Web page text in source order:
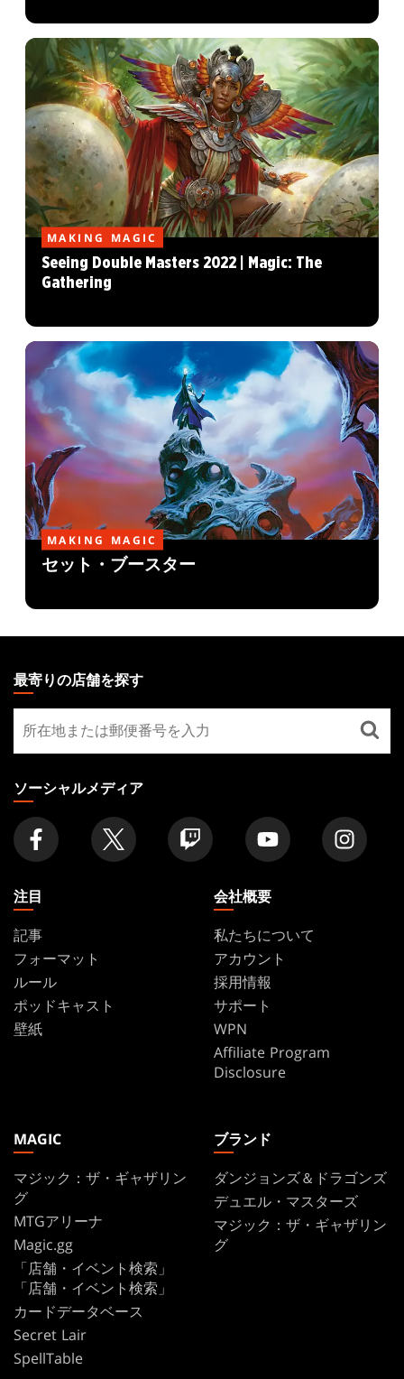
MAKING MAGIC
Seeing Double Masters 2022 | Magic: The
Gathering
MAKING MAGIC
セット・ブースター
THE
GATHERING
FOOTER
最寄りの店舗を探す
寄
り
の
店
舗
を
探
ソーシャルメディア
注目
記事
フォーマット
ルール
ポッドキャスト
壁紙
会社概要
私たちについて
アカウント
採用情報
サポート
WPN
Affiliate Program
Disclosure
MAGIC
マジック：ザ・ギャザリン
グ
MTGアリーナ
Magic.gg
「店舗・イベント検索」
「店舗・イベント検索」
カードデータベース
Secret Lair
SpellTable
ブランド
ダンジョンズ＆ドラゴンズ
デュエル・マスターズ
マジック：ザ・ギャザリン
グ